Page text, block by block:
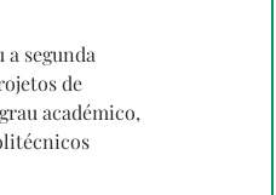
a segunda
de
académico,